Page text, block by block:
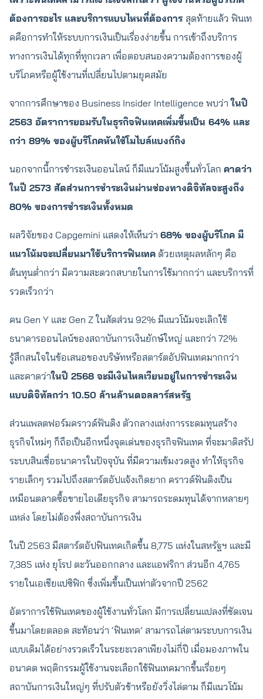
ต้องการอะไร และบริการแบบไหนที่ต้องการ สุดท้ายแล้ว ฟินเท
คคือการทำให้ระบบการเงินเป็นเรื่องง่ายขึ้น การเข้าถึงบริการ
ทางการเงินได้ทุกที่ทุกเวลา เพื่อตอบสนองความต้องการของผู้
บริโภคหรือผู้ใช้งานที่เปลี่ยนไปตามยุคสมัย
จากการศึกษาของ Business Insider Intelligence พบว่าในปี
2563 อัตราการยอมรับในธุรกิจฟินเทคเพิ่มขึ้นเป็น 64% และ
กว่า 89% ของผู้บริโภคหันใช้โมไบล์แบงก์กิง
นอกจากนี้การชำระเงินออนไลน์ ก็มีแนวโน้มสูงขึ้นทั่วโลก คาดว่า
ในปี 2573 สัดส่วนการชำระเงินผ่านช่องทางดิจิทัลจะสูงถึง
80% ของการชำระเงินทั้งหมด
ผลวิจัยของ Capgemini แสดงให้เห็นว่า 68% ของผู้บริโภค มี
แนวโน้มจะเปลี่ยนมาใช้บริการฟินเทค ด้วยเหตุผลหลักๆ คือ
ต้นทุนต่ำกว่า มีความสะดวกสบายในการใช้มากกว่า และบริการที่
รวดเร็วกว่า
คน Gen Y และ Gen Z ในสัดส่วน 92% มีแนวโน้มจะเลิกใช้
ธนาคารออนไลน์ของสถาบันการเงินยักษ์ใหญ่ และกว่า 72%
รู้สึกสนใจในข้อเสนอของบริษัทหรือสตาร์ตอัปฟินเทคมากกว่า
และคาดว่าในปี 2568 จะมีเงินไหลเวียนอยู่ในการชำระเงิน
แบบดิจิทัลกว่า 10.50 ล้านล้านดอลลาร์สหรัฐ
ส่วนแพลตฟอร์มคราวด์ฟันดิง ตัวกลางแห่งการระดมทุนสร้าง
ธุรกิจใหม่ๆ ก็ถือเป็นอีกหนึ่งจุดเด่นของธุรกิจฟินเทค ที่จะมาดิสรัป
ระบบสินเชื่อธนาคารในปัจจุบัน ที่มีความเข้มงวดสูง ทำให้ธุรกิจ
รายเล็กๆ รวมไปถึงสตาร์ตอัปแจ้งเกิดยาก คราวด์ฟันดิงเป็น
เหมือนตลาดซื้อขายไอเดียธุรกิจ สามารถระดมทุนได้จากหลายๆ
แหล่ง โดยไม่ต้องพึ่งสถาบันการเงิน
ในปี 2563 มีสตาร์ตอัปฟินเทคเกิดขึ้น 8,775 แห่งในสหรัฐฯ และมี
7,385 แห่ง ยุโรป ตะวันออกกลาง และแอฟริกา ส่วนอีก 4,765
รายในเอเชียแปซิฟิก ซึ่งเพิ่มขึ้นเป็นเท่าตัวจากปี 2562
อัตราการใช้ฟินเทคของผู้ใช้งานทั่วโลก มีการเปลี่ยนแปลงที่ชัดเจน
ขึ้นมาโดยตลอด สะท้อนว่า ‘ฟินเทค’ สามารถไล่ตามระบบการเงิน
แบบเดิมได้อย่างรวดเร็วในระยะเวลาเพียงไม่กี่ปี เมื่อมองภาพใน
อนาคต พฤติกรรมผู้ใช้งานจะเลือกใช้ฟินเทคมากขึ้นเรื่อยๆ
สถาบันการเงินใหญ่ๆ ที่ปรับตัวช้าหรือยังวิ่งไล่ตาม ก็มีแนวโน้ม